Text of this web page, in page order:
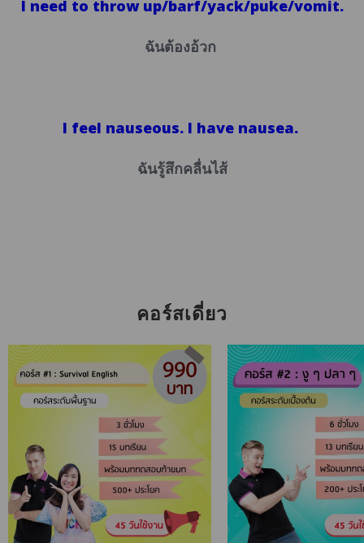
I need to throw up/barf/yack/puke/vomit.
ฉันต้องอ้วก
I feel nauseous. I have nausea.
ฉันรู้สึกคลื่นไส้
คอร์สเดี่ยว